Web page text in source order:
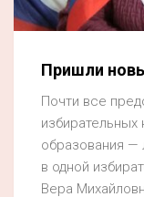
Пришли
Почти все
образования —
в одной
Вера